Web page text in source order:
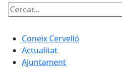
Cercar:
Coneix Cervelló
Actualitat
Ajuntament